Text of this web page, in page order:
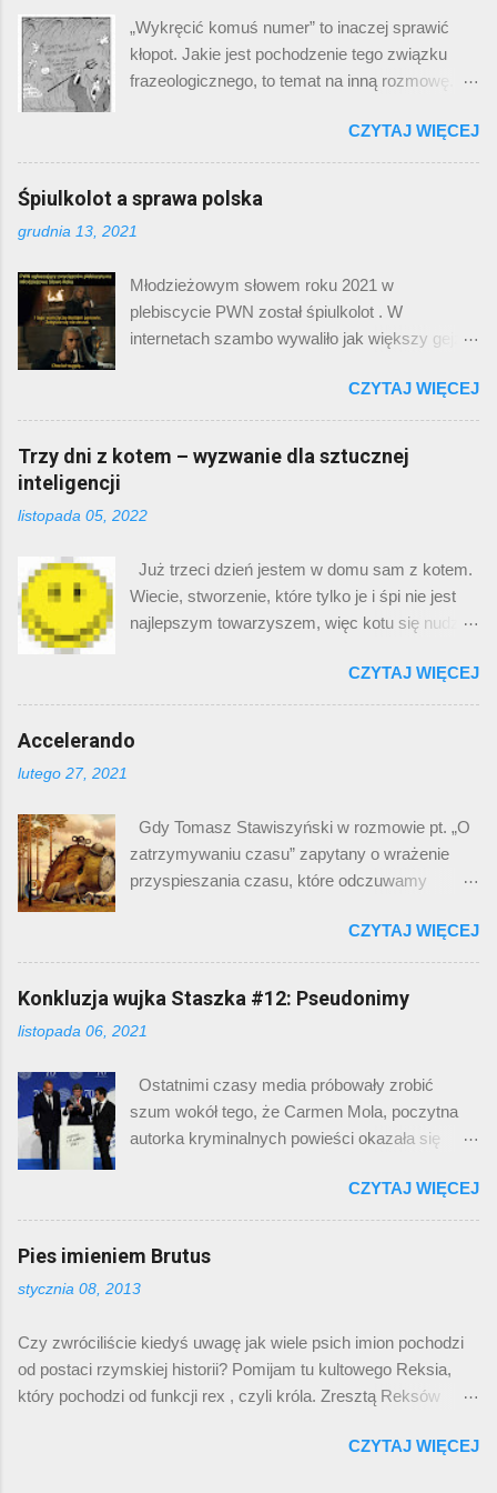
innej. A Ty? Znasz już cykl „ Legendy polskie
”? Dawno temu ukazała się na serwisie
YouTube krótkometrażówka Bagińskiego pt.
rola Jerzego Stuhra jako hejnalisty, i koncepcja
smoka porywającego… dziewczęta (boć się
pojęcie dziewicy przewaluowało od czasu
Kadłubka), i realizacja – fajne. Potem przyszedł
Twardowski, nasz pierwszy Polak na Księżycu,
który pięknie wyprowadza w pole (a właściwie
wysadza w pole) uroczą diablicę o imieniu ...
„Wykręcić komuś numer” to inaczej sprawić
kłopot. Jakie jest pochodzenie tego związku
frazeologicznego, to temat na inną rozmowę.
przedstawienie jak fikcyjne numery telefoniczne
uprzykrzają ludziom życie. Być może
słyszeliście kilka miesięcy temu o problemie
numeru z serialu „Squid game”. W pierwszych
odcinkach pojawia się tam wizytówka
gotówkę w zamian za wygrane w dziecięcych
grach. Oglądając ten serial w wersji obecnej,
można zwrócić uwagę, że numer jest
wystarczająca w przypadku Monako czy
Bhutanu, zdecydowanie nie przystaje do Korei
Południowej. Otóż ten numer musiał zostać
filmu. Oryginalnie numer był ośmiocyfrowy. Gdy
komórkowej: 010, utworzyć można było pełen
numer telefoniczny… który należał do pewnej
kobiety niezwiązanej z filmem. Kobieta ta
CZYTAJ WIĘCEJ
Śpiulkolot a sprawa polska
grudnia 13, 2021
Młodzieżowym słowem roku 2021 w
plebiscycie PWN został śpiulkolot . W
internetach szambo wywaliło jak większy gejzer
przeprowadzać tu analizy socjologicznej
dotyczącej kto głosował na to słowo, dlaczego
podobało się millenialsom, za to młodzież nie
chciała głosować, ani czy ten plebiscyt ma
Egocentryk, jak zawsze, prawda? Gdy
finałem, to od razu wskazałem na „śpiulkolot”,
bo z całego zbioru ( naura, cringe , sus, twoja
stara, essa ) było najbardziej kreatywne. W
schyłkowe względem ich popularności w
poprzednich latach (jak cringe i sus ), a taką
twoj ą star ą , to – parafrazując bohaterów
sprawdzić kiedy Łukasz Jedynasty nakręcił film
„Twoja Stara, Baśń”, który na samym YT
obecny jest już od dziewięciu la...
CZYTAJ WIĘCEJ
Trzy dni z kotem – wyzwanie dla sztucznej
inteligencji
listopada 05, 2022
Już trzeci dzień jestem w domu sam z kotem.
Wiecie, stworzenie, które tylko je i śpi nie jest
najlepszym towarzyszem, więc kotu się nudzi.
dlaczego? Zastanawianie się, co w dowcipie
było śmiesznego, a już na pewno tłumaczenie
Pomijam to, czy dowcip jest śmieszny, bo
zdania są zapewne podzielone. Na pewno
znam kilka osób, które rozśmieszył. Co tu się
Pierwsze jest typowym zdaniem
orzecznikowym, które rysuje kontekst sytuacji:
dramatis personae – narrator, kot, nikt inny,
miejsce akcji dom, czas akcji – trzeci dzień
„stworzenie, które tylko je i śpi”. Jest to
stereotyp, którym opisujemy domowe koty.
Wprawdzie moje doświadczeni...
CZYTAJ WIĘCEJ
Accelerando
lutego 27, 2021
Gdy Tomasz Stawiszyński w rozmowie pt. „O
zatrzymywaniu czasu” zapytany o wrażenie
przyspieszania czasu, które odczuwamy
powiązaniu postępu technologii z naszym
postrzeganiem tempa życia, coś się we mnie
obruszyło. I nie chodzi tu o negowanie tego
zjawiska psychicznego. Każdy z nas
dostrzega, że z wiekiem tygodnie i miesiące
dowcipów („w dzieciństwie weekend to były
małe wakacje, a teraz to minutowa przerwa
między rundami meczu bokserskiego”),
wewnętrznego zdziwienia upływem czasu. Ale
zjawisko to było przypuszczalnie znane od
tysięcy lat i żaden postęp techniczny nie miał z
tym nic wspólnego. To, śmiem twierdzić, nasz
nas pewnie zna to uczucie doskonale: oto znów
mamy początek marca. Ledwie chwilę temu
zaczęła się pandemia i zapadliśmy w pierwszy
CZYTAJ WIĘCEJ
Konkluzja wujka Staszka #12: Pseudonimy
listopada 06, 2021
Ostatnimi czasy media próbowały zrobić
szum wokół tego, że Carmen Mola, poczytna
autorka kryminalnych powieści okazała się
znajdzie się mało rozgarnięta feministka
(Beatriz Gimeno), która zamiast przekuć tę
sytuację na swój oręż („Patrzcie, trzeba trzech
podnosi twitterowe larum, że padła ofiarą
przekonana, że udziela ich kobieta. Spokojnie
na to patrzę. Przypominam sobie Dominikę
Stec i Jessikę Blair, które per saldo okazały się
piosenki „Poison” Alicji Cooper, którą Barnabas
CZYTAJ WIĘCEJ
Pies imieniem Brutus
stycznia 08, 2013
Czy zwróciliście kiedyś uwagę jak wiele psich imion pochodzi
od postaci rzymskiej historii? Pomijam tu kultowego Reksia,
który pochodzi od funkcji rex , czyli króla. Zresztą Reksów
przywoływany jest Cezar, Nero, czy Brutus. Ponieważ psie
CZYTAJ WIĘCEJ